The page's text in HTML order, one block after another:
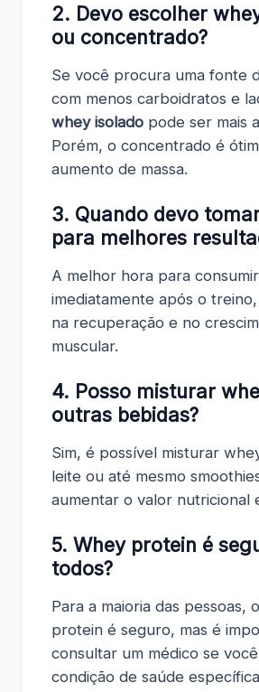
2. Devo escolher
ou concentrado?
Se você procura uma fonte
com menos carboidratos e
whey isolado pode ser mais
Porém, o concentrado é
aumento de massa.
3. Quando devo
para melhores
A melhor hora para
imediatamente após o
na recuperação e no
muscular.
4. Posso misturar
outras bebidas?
Sim, é possível misturar
leite ou até mesmo
aumentar o valor nutricional
5. Whey protein é
todos?
Para a maioria das pessoas,
protein é seguro, mas é
consultar um médico se
condição de saúde